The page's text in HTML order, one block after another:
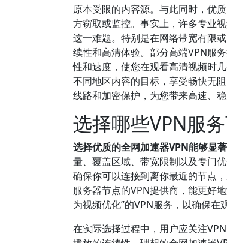
原本受限的内容源。与此同时，优
方窃取或监控。事实上，许多专业
这一难题。特别是在网络带宽有限
续性和高清体验。部分高端VPN服
性和速度，使您在观看高清视频时
不同地区内容的目标，享受畅快无
线路和加密保护，为您带来高速、
选择哪些VPN服
选择优质的全网加速器VPN能够显
量、覆盖区域、带宽限制以及专门
确保你可以连接到离你最近的节点
服务器节点的VPN提供商，能更好
为视频优化”的VPN服务，以确保在
在实际选择过程中，用户应关注